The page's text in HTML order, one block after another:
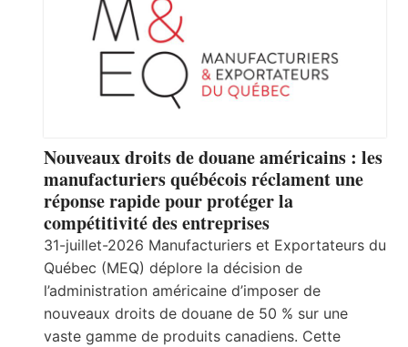
Nouveaux droits de douane américains : les
manufacturiers québécois réclament une
réponse rapide pour protéger la
compétitivité des entreprises
31-juillet-2026 Manufacturiers et Exportateurs du
Québec (MEQ) déplore la décision de
l’administration américaine d’imposer de
nouveaux droits de douane de 50 % sur une
vaste gamme de produits canadiens. Cette